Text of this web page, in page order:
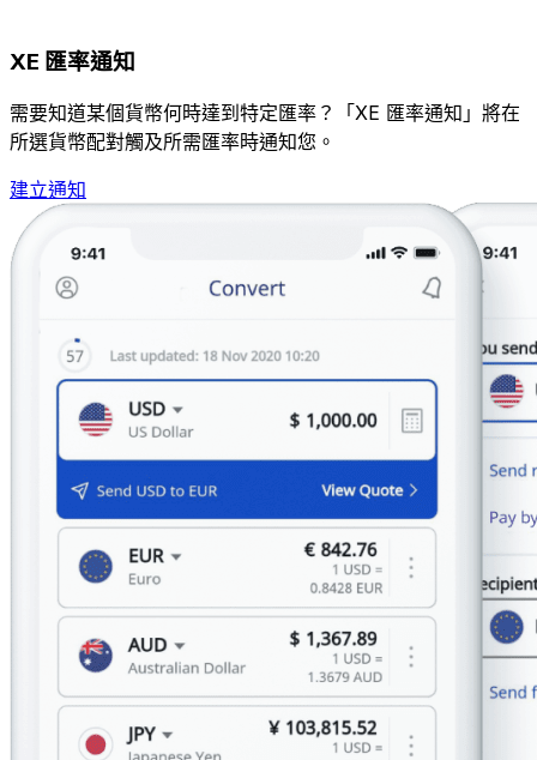
XE 匯率通知
需要知道某個貨幣何時達到特定匯率？「XE 匯率通知」將在
所選貨幣配對觸及所需匯率時通知您。
建立通知